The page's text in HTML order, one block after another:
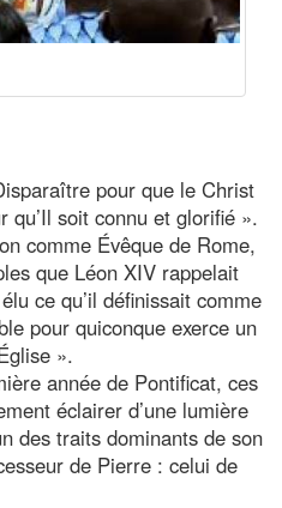
pour que le Christ
soit connu et glorifié ».
comme Évêque de Rome,
que Léon XIV rappelait
ce qu’il définissait comme
pour quiconque exerce un
».
année de Pontificat, ces
éclairer d’une lumière
des traits dominants de son
de Pierre : celui de